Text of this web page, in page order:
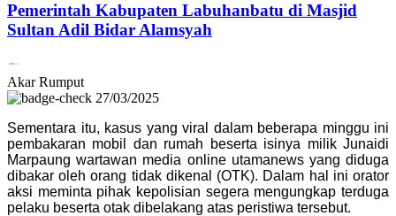
Pemerintah Kabupaten Labuhanbatu di Masjid
Sultan Adil Bidar Alamsyah
Akar Rumput
27/03/2025
Sementara itu, kasus yang viral dalam beberapa minggu ini
pembakaran mobil dan rumah beserta isinya milik Junaidi
Marpaung wartawan media online utamanews yang diduga
dibakar oleh orang tidak dikenal (OTK). Dalam hal ini orator
aksi meminta pihak kepolisian segera mengungkap terduga
pelaku beserta otak dibelakang atas peristiwa tersebut.